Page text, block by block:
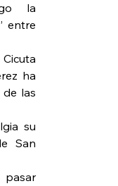
la
entre
ha
las
su
San
pasar